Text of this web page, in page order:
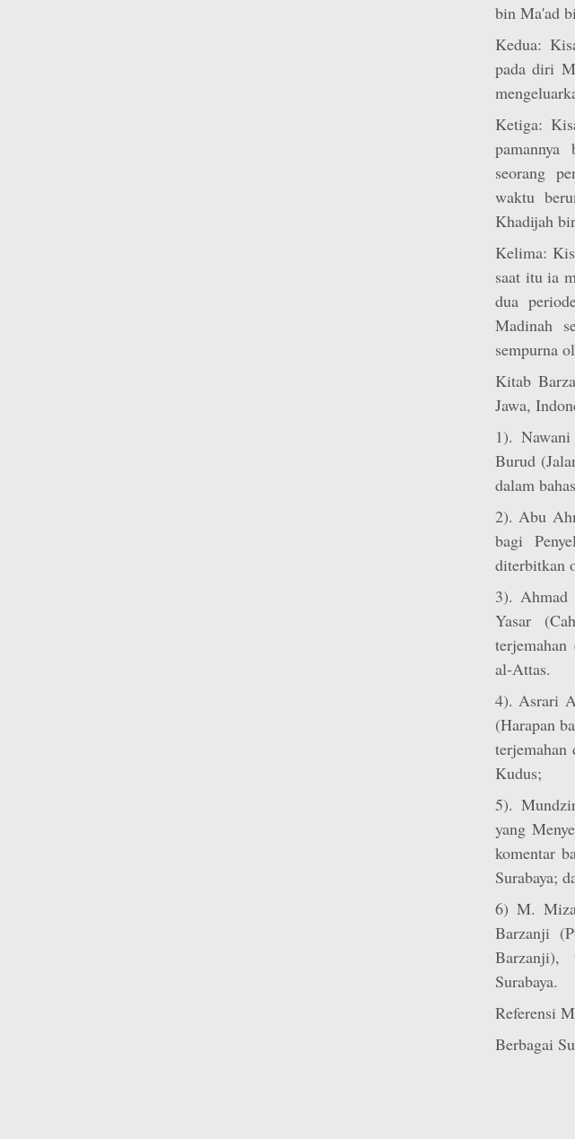
bin Ma'ad
Kedua:
pada diri
Ketiga:
seorang
waktu
Khadijah
Kelima:
saat itu ia
dua
Madinah
sempurna
Kitab
Jawa,
1).
Burud
dalam
2). Abu
bagi
diterbitkan
3).
Yasar
al-Attas.
4). Asrari
(Harapan
terjemahan
Kudus;
5).
yang
komentar
Surabaya;
6) M.
Barzanji
Barzanji),
Surabaya.
Referensi
Berbagai